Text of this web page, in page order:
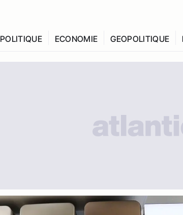
POLITIQUE ECONOMIE GEOPOLITIQUE